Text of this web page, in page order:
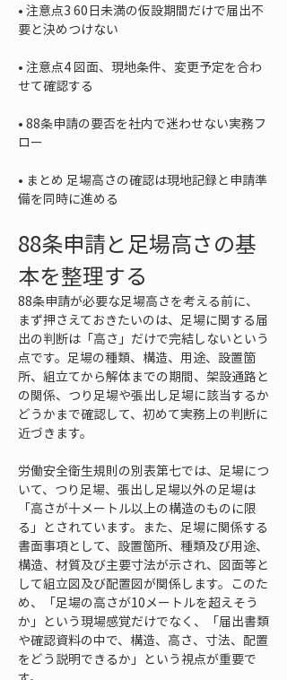
• 注意点3 60日未満の仮設期間だけで届出不
• 注意点4 図面、現地条件、変更予定を合わ
• 88条申請の要否を社内で迷わせない実務フ
• まとめ 足場高さの確認は現地記録と申請準
備を同時に進める
88条申請と足場高さの基
本を整理する
88条申請が必要な足場高さを考える前に、
まず押さえておきたいのは、足場に関する届
出の判断は「高さ」だけで完結しないという
点です。足場の種類、構造、用途、設置箇
所、組立てから解体までの期間、架設通路と
の関係、つり足場や張出し足場に該当するか
どうかまで確認して、初めて実務上の判断に
近づきます。
労働安全衛生規則の別表第七では、足場につ
いて、つり足場、張出し足場以外の足場は
「高さが十メートル以上の構造のものに限
る」とされています。また、足場に関係する
書面事項として、設置箇所、種類及び用途、
構造、材質及び主要寸法が示され、図面等と
して組立図及び配置図が関係します。このた
め、「足場の高さが10メートルを超えそう
か」という現場感覚だけでなく、「届出書類
や確認資料の中で、構造、高さ、寸法、配置
をどう説明できるか」という視点が重要で